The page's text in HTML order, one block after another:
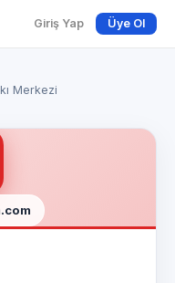
Giriş Yap Üye Ol
Merkezi